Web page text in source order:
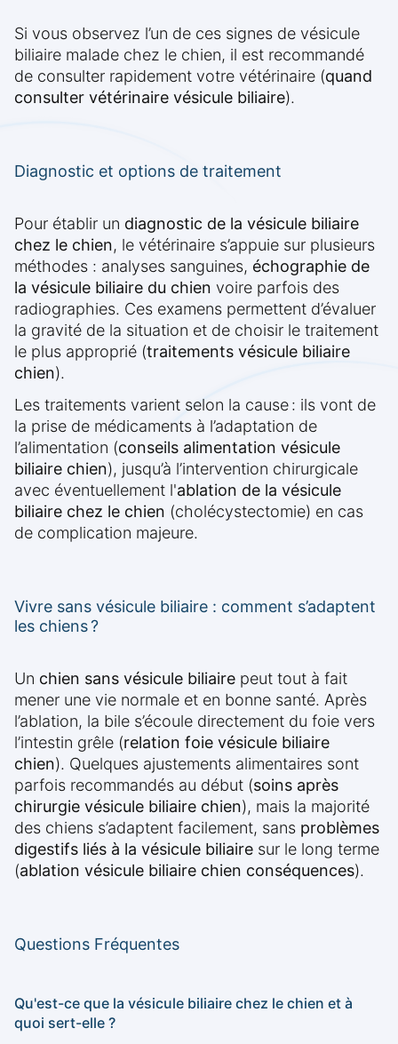
Si vous observez l’un de ces signes de vésicule
biliaire malade chez le chien, il est recommandé
de consulter rapidement votre vétérinaire (quand
consulter vétérinaire vésicule biliaire).
Diagnostic et options de traitement
Pour établir un diagnostic de la vésicule biliaire
chez le chien, le vétérinaire s’appuie sur plusieurs
méthodes : analyses sanguines, échographie de
la vésicule biliaire du chien voire parfois des
radiographies. Ces examens permettent d’évaluer
la gravité de la situation et de choisir le traitement
le plus approprié (traitements vésicule biliaire
chien).
Les traitements varient selon la cause : ils vont de
la prise de médicaments à l’adaptation de
l’alimentation (conseils alimentation vésicule
biliaire chien), jusqu’à l’intervention chirurgicale
avec éventuellement l'ablation de la vésicule
biliaire chez le chien (cholécystectomie) en cas
de complication majeure.
Vivre sans vésicule biliaire : comment s’adaptent
les chiens ?
Un chien sans vésicule biliaire peut tout à fait
mener une vie normale et en bonne santé. Après
l’ablation, la bile s’écoule directement du foie vers
l’intestin grêle (relation foie vésicule biliaire
chien). Quelques ajustements alimentaires sont
parfois recommandés au début (soins après
chirurgie vésicule biliaire chien), mais la majorité
des chiens s’adaptent facilement, sans problèmes
digestifs liés à la vésicule biliaire sur le long terme
(ablation vésicule biliaire chien conséquences).
Questions Fréquentes
Qu'est-ce que la vésicule biliaire chez le chien et à
quoi sert-elle ?